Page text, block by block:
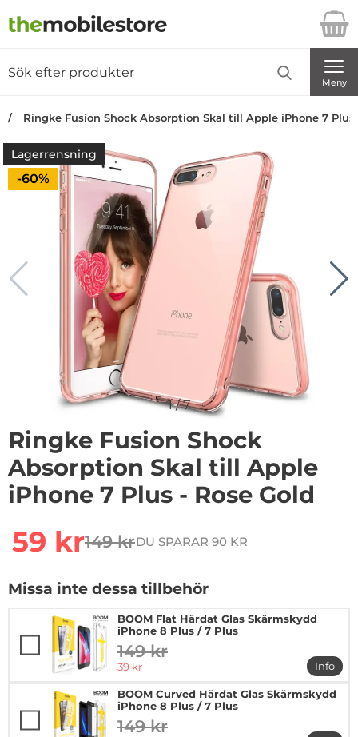
Startsidan för Danira Telecom AB
Meny
Ringke Fusion Shock Absorption Skal till Apple iPhone 7 Plus
Lagerrensning
Priset är nedsatt med
-60%
1/7
Ringke Fusion Shock
Absorption Skal till Apple
iPhone 7 Plus - Rose Gold
rea pris
59 krtidigare pris
149 krDU SPARAR 90 KR
Missa inte dessa tillbehör
BOOM Flat Härdat Glas Skärmskydd
iPhone 8 Plus / 7 Plus
tidigare pris
149 kr
rea pris
39 kr
Info
mer
BOOM Curved Härdat Glas Skärmskydd
iPhone 8 Plus / 7 Plus
149 kr